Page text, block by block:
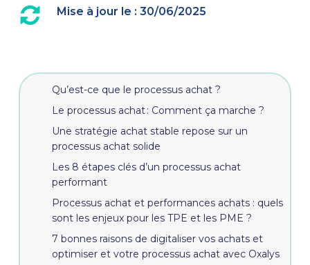
Mise à jour le : 30/06/2025
Qu’est-ce que le processus achat ?
Le processus achat : Comment ça marche ?
Une stratégie achat stable repose sur un
processus achat solide
Les 8 étapes clés d’un processus achat
performant
Processus achat et performances achats : quels
sont les enjeux pour les TPE et les PME ?
7 bonnes raisons de digitaliser vos achats et
optimiser et votre processus achat avec Oxalys